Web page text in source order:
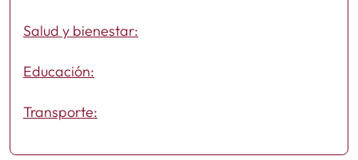
Salud y bienestar:
Educación:
Transporte: